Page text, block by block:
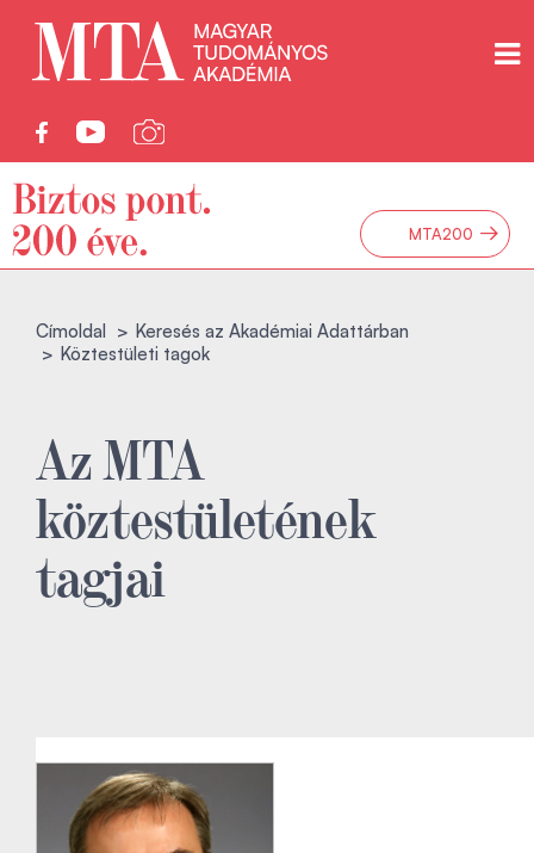
MTA200 →
Címoldal
Keresés az Akadémiai Adattárban
Köztestületi tagok
Az MTA
köztestületének
tagjai